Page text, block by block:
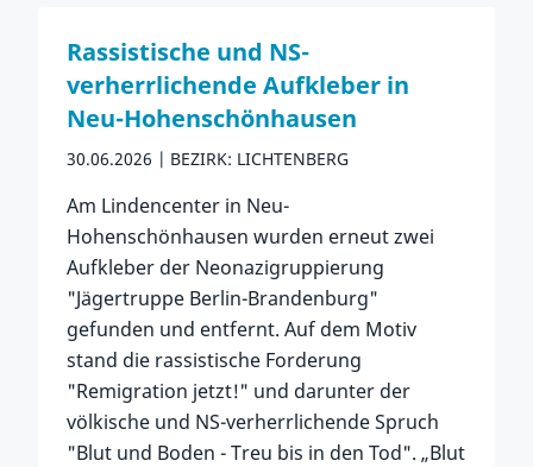
Rassistische und NS-
verherrlichende Aufkleber in
Neu-Hohenschönhausen
30.06.2026 BEZIRK: LICHTENBERG
Am Lindencenter in Neu-
Hohenschönhausen wurden erneut zwei
Aufkleber der Neonazigruppierung
"Jägertruppe Berlin-Brandenburg"
gefunden und entfernt. Auf dem Motiv
stand die rassistische Forderung
"Remigration jetzt!" und darunter der
völkische und NS-verherrlichende Spruch
"Blut und Boden - Treu bis in den Tod". „Blut